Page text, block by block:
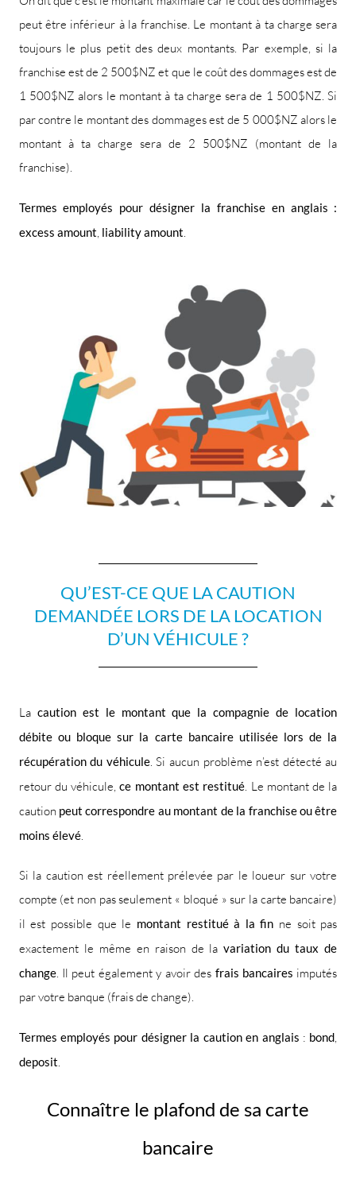
peut être inférieur à la franchise. Le montant à ta charge sera
toujours le plus petit des deux montants. Par exemple, si la
franchise est de 2 500$NZ et que le coût des dommages est de
1 500$NZ alors le montant à ta charge sera de 1 500$NZ. Si
par contre le montant des dommages est de 5 000$NZ alors le
montant à ta charge sera de 2 500$NZ (montant de la
franchise).
Termes employés pour désigner la franchise en anglais :
excess amount liability amount
QU’EST-CE QUE LA CAUTION
DEMANDÉE LORS DE LA LOCATION
D’UN VÉHICULE ?
La caution est le montant que la compagnie de location
débite ou bloque sur la carte bancaire utilisée lors de la
récupération du véhicule. Si aucun problème n’est détecté au
retour du véhicule,ce montant est restitué. Le montant de la
caution peut correspondre au montant de la franchise ou être
moins élevé.
Si la caution est réellement prélevée par le loueur sur votre
compte (et non pas seulement « bloqué » sur la carte bancaire)
il est possible que le montant restitué à la fin ne soit pas
exactement le même en raison de lavariation du taux de
change. Il peut également y avoir des frais bancaires imputés
par votre banque (frais de change).
Termes employés pour désigner la caution en anglais : bond,
deposit.
Connaître le plafond de sa carte
bancaire